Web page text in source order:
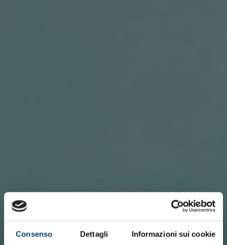
Consenso Dettagli Informazioni sui cookie